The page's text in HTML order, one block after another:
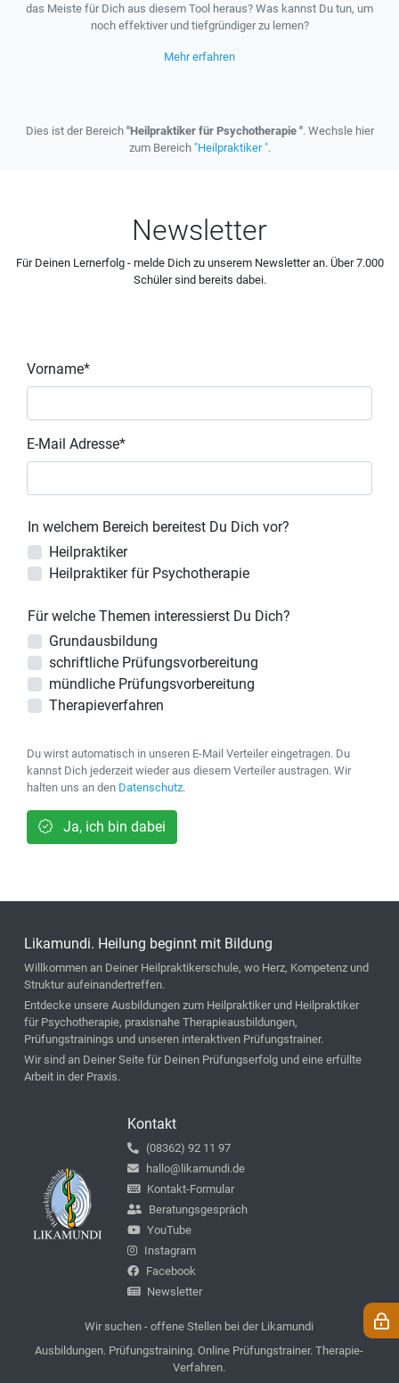
das Meiste für Dich aus diesem Tool heraus? Was kannst Du tun, um
noch effektiver und tiefgründiger zu lernen?
Mehr erfahren
Dies ist der Bereich "Heilpraktiker für Psychotherapie ". Wechsle hier
zum Bereich "Heilpraktiker ".
Newsletter
Für Deinen Lernerfolg - melde Dich zu unserem Newsletter an. Über 7.000
Schüler sind bereits dabei.
Vorname*
E-Mail Adresse*
In welchem Bereich bereitest Du Dich vor?
Heilpraktiker
Heilpraktiker für Psychotherapie
Für welche Themen interessierst Du Dich?
Grundausbildung
schriftliche Prüfungsvorbereitung
mündliche Prüfungsvorbereitung
Therapieverfahren
Du wirst automatisch in unseren E-Mail Verteiler eingetragen. Du
kannst Dich jederzeit wieder aus diesem Verteiler austragen. Wir
halten uns an den Datenschutz.
Ja, ich bin dabei
Likamundi. Heilung beginnt mit Bildung
Willkommen an Deiner Heilpraktikerschule, wo Herz, Kompetenz und
Struktur aufeinandertreffen.
Entdecke unsere Ausbildungen zum Heilpraktiker und Heilpraktiker
für Psychotherapie, praxisnahe Therapieausbildungen,
Prüfungstrainings und unseren interaktiven Prüfungstrainer.
Wir sind an Deiner Seite für Deinen Prüfungserfolg und eine erfüllte
Arbeit in der Praxis.
Kontakt
(08362) 92 11 97
hallo@likamundi.de
Kontakt-Formular
Beratungsgespräch
YouTube
Instagram
Facebook
Newsletter
Wir suchen - offene Stellen bei der Likamundi
Ausbildungen. Prüfungstraining. Online Prüfungstrainer. Therapie-
Verfahren.